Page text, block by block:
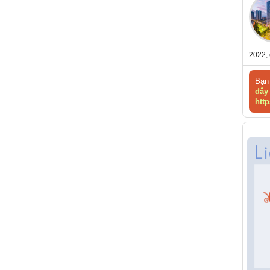
2022,
đây